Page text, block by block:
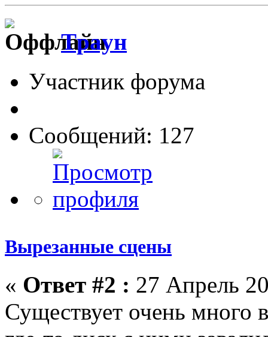
Tрayн
Участник форума
Сообщений: 127
Вырезанные сцены
« Ответ #2 : 27 Апрель
Существует очень много